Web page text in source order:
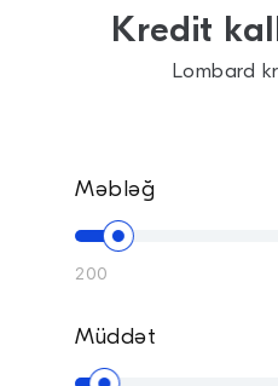
Kredit
Lombard
Məbləğ
200
Müddət